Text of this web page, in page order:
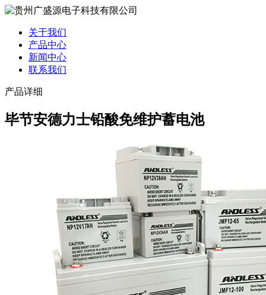
关于我们
产品中心
新闻中心
联系我们
产品详细
毕节安德力士铅酸免维护蓄电池